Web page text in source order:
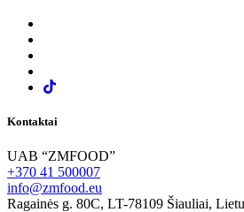
Kontaktai
UAB “ZMFOOD”
+370 41 500007
info@zmfood.eu
Ragainės g. 80C, LT-78109 Šiauliai,